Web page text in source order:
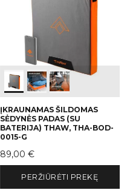
ĮKRAUNAMAS ŠILDOMAS
SĖDYNĖS PADAS (SU
BATERIJA) THAW, THA-BOD-
0015-G
Kaina
89,00 €
PERŽIŪRĖTI PREKĘ